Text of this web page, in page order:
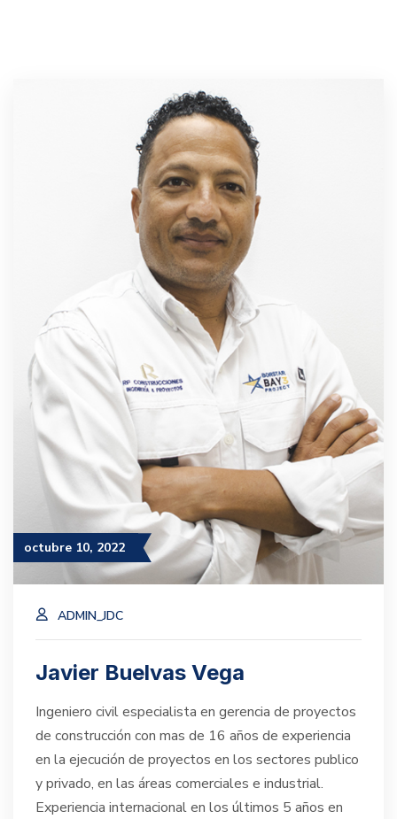
octubre 10, 2022
ADMIN_JDC
Javier Buelvas Vega
Ingeniero civil especialista en gerencia de proyectos
de construcción con mas de 16 años de experiencia
en la ejecución de proyectos en los sectores publico
y privado, en las áreas comerciales e industrial.
Experiencia internacional en los últimos 5 años en